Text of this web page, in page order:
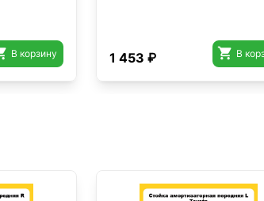
В корзину 1 453 ₽  В